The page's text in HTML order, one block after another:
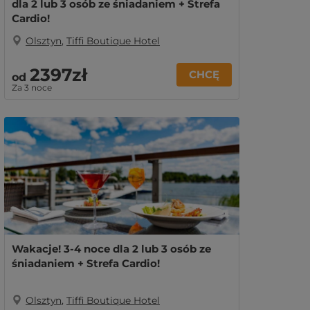
dla 2 lub 3 osób ze śniadaniem + Strefa
Cardio!
Olsztyn, Tiffi Boutique Hotel
od 2397zł
Za 3 noce
CHCĘ
Wakacje! 3-4 noce dla 2 lub 3 osób ze
śniadaniem + Strefa Cardio!
Olsztyn, Tiffi Boutique Hotel